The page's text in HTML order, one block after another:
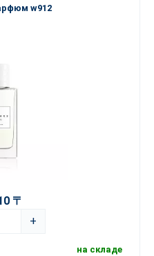
w912
〒
+
на складе